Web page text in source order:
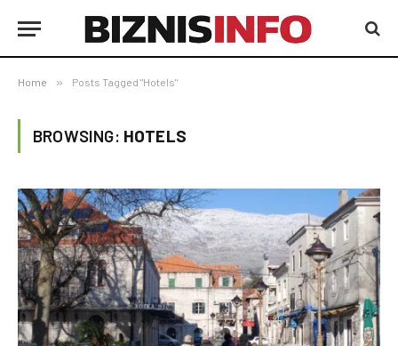
Home » Posts Tagged "Hotels"
BROWSING: HOTELS